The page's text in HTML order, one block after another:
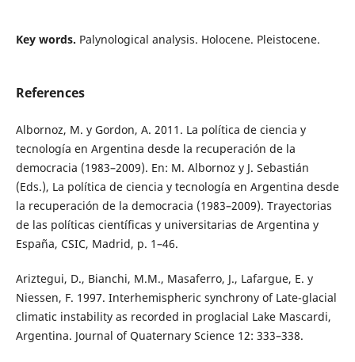
Key words. Palynological analysis. Holocene. Pleistocene.
References
Albornoz, M. y Gordon, A. 2011. La política de ciencia y
tecnología en Argentina desde la recuperación de la
democracia (1983–2009). En: M. Albornoz y J. Sebastián
(Eds.), La política de ciencia y tecnología en Argentina desde
la recuperación de la democracia (1983–2009). Trayectorias
de las políticas científicas y universitarias de Argentina y
España, CSIC, Madrid, p. 1–46.
Ariztegui, D., Bianchi, M.M., Masaferro, J., Lafargue, E. y
Niessen, F. 1997. Interhemispheric synchrony of Late-glacial
climatic instability as recorded in proglacial Lake Mascardi,
Argentina. Journal of Quaternary Science 12: 333–338.